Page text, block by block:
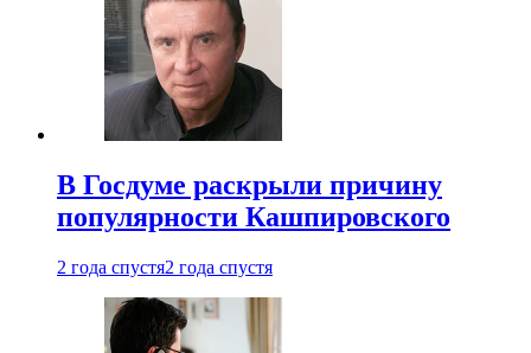
В Госдуме раскрыли причину
популярности Кашпировского
2 года спустя2 года спустя